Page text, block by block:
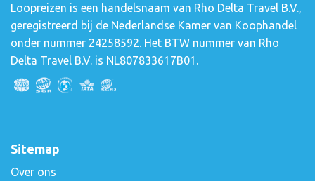
Loopreizen is een handelsnaam van Rho Delta Travel B.V.,
geregistreerd bij de Nederlandse Kamer van Koophandel
onder nummer 24258592. Het BTW nummer van Rho
Delta Travel B.V. is NL807833617B01.
Sitemap
Over ons